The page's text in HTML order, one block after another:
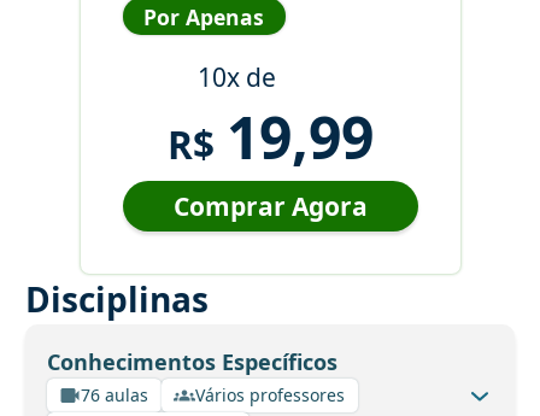
Por Apenas
10x de
R$ 19,99
Comprar Agora
Disciplinas
Conhecimentos Específicos
76 aulas
Vários professores